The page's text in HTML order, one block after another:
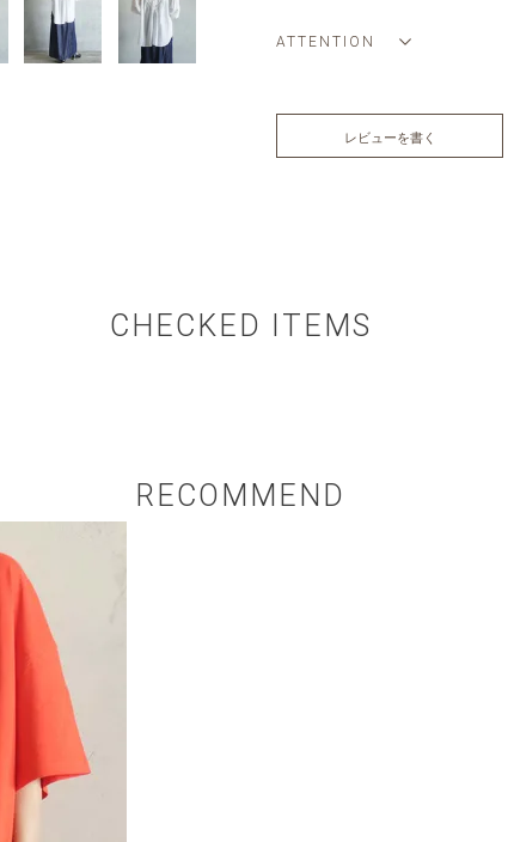
ATTENTION
レビューを書く
CHECKED ITEMS
RECOMMEND